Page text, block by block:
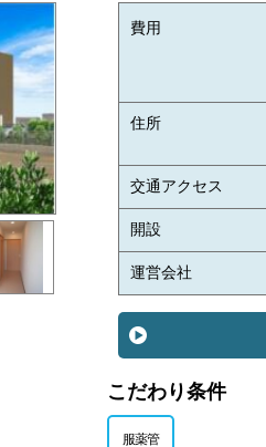
費用
住所
交通アクセス
開設
運営会社
こだわり条件
服薬管